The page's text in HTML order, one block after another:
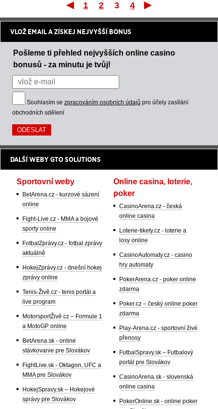
První
1 2 3 4
VLOŽ EMAIL A ZÍSKEJ NEJVYŠŠÍ BONUS
Pošleme ti přehled nejvyšších online casino
bonusů - za minutu je tvůj!
Souhlasím se zpracováním osobních údajů pro účely zasílání
obchodních sdělení
DALŠÍ WEBY GTO SOLUTIONS
Sportovní weby
BetArena.cz - kurzové sázení
online
Fight-Live.cz - MMA a bojové
sporty online
FotbalZprávy.cz - fotbal zprávy
aktuálně
HokejZprávy.cz - dnešní hokej
zprávy online
Tenis-Živě.cz - tenis portál a
live program
MotorsportŽivě.cz – Formule 1
a MotoGP online
BetArena.sk - online
stávkovanie pre Slovákov
FightLive.sk - Oktagon, UFC a
MMA pre Slovákov
HokejSpravy.sk – Hokejové
správy pre Slovákov
Online casina, loterie,
poker
CasinoArena.cz - česká
online casina
Loterie-tikety.cz - loterie a
losy online
CasinoAutomaty.cz - casino
hry automaty
PokerArena.cz - poker online
zdarma
Poker.cz – český online poker
zdarma
Play-Arena.cz - sportovní živé
přenosy
FutbalSpravy.sk – Futbalový
portál pre Slovákov
CasinoArena.sk - slovenská
online casina
PokerOnline.sk - online poker